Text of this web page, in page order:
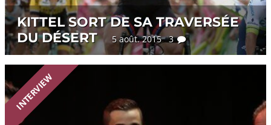
KITTEL SORT DE SA TRAVERSÉE
DU DÉSERT
5 août. 2015 3
INTERVIEW